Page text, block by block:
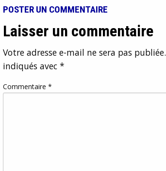
POSTER UN COMMENTAIRE
Laisser un commentaire
Votre adresse e-mail ne sera pas publiée.
indiqués avec *
Commentaire *